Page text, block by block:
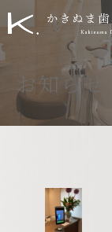
お知らせ